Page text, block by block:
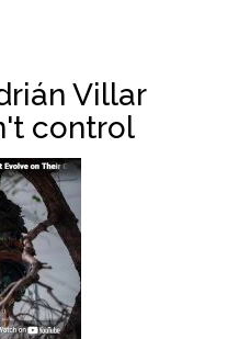
Villar
control